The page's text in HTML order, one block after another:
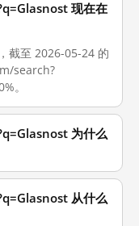
现在在
截至 2026-05-24 的
search?
。
为什么
从什么